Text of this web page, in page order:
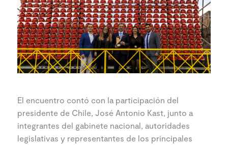
El encuentro contó con la participación del
presidente de Chile, José Antonio Kast, junto a
integrantes del gabinete nacional, autoridades
legislativas y representantes de los principales